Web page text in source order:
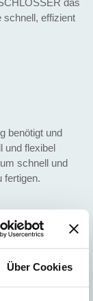
Über Cookies
das
schnell, effizient
benötigt und
und flexibel
schnell und
fertigen.